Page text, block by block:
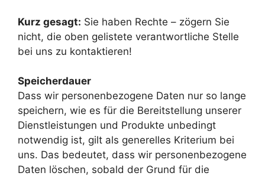
Kurz gesagt: Sie haben Rechte – zögern Sie
nicht, die oben gelistete verantwortliche Stelle
bei uns zu kontaktieren!
Speicherdauer
Dass wir personenbezogene Daten nur so lange
speichern, wie es für die Bereitstellung unserer
Dienstleistungen und Produkte unbedingt
notwendig ist, gilt als generelles Kriterium bei
uns. Das bedeutet, dass wir personenbezogene
Daten löschen, sobald der Grund für die